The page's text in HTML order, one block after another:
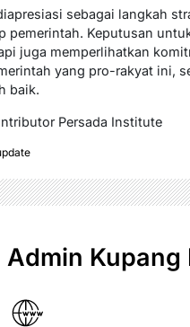
sebagai langkah
pemerintah. Keputusan
juga memperlihatkan
yang pro-rakyat ini,
baik.
Persada Institute
Admin Kupang